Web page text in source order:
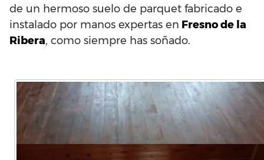
de un hermoso suelo de parquet fabricado e
instalado por manos expertas en Fresno de la
Ribera, como siempre has soñado.